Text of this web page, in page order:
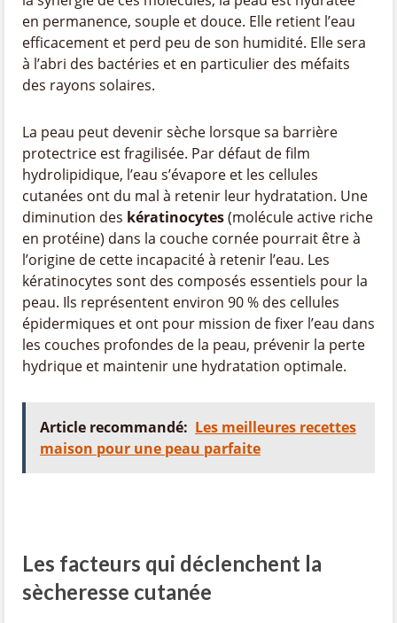
en permanence, souple et douce. Elle retient l’eau
efficacement et perd peu de son humidité. Elle sera
à l’abri des bactéries et en particulier des méfaits
des rayons solaires.
La peau peut devenir sèche lorsque sa barrière
protectrice est fragilisée. Par défaut de film
hydrolipidique, l’eau s’évapore et les cellules
cutanées ont du mal à retenir leur hydratation. Une
diminution des kératinocytes(molécule active riche
en protéine) dans la couche cornée pourrait être à
l’origine de cette incapacité à retenir l’eau. Les
kératinocytes sont des composés essentiels pour la
peau. Ils représentent environ 90 % des cellules
épidermiques et ont pour mission de fixer l’eau dans
les couches profondes de la peau, prévenir la perte
hydrique et maintenir une hydratation optimale.
Article recommandé: Les meilleures recettes
maison pour une peau parfaite
Les facteurs qui déclenchent la
sècheresse cutanée